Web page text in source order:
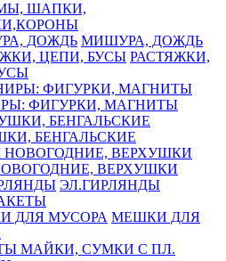
ШАПКИ,
МИШУРА, ДОЖДЬ
РАСТЯЖКИ,
ФИГУРКИ, МАГНИТЫ
БЕНГАЛЬСКИЕ
ВЕРХУШКИ
ЭЛ.ГИРЛЯНДЫ
МЕШКИ ДЛЯ